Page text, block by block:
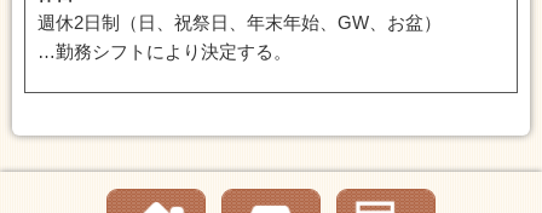
週休2日制（日、祝祭日、年末年始、GW、お盆）
…勤務シフトにより決定する。